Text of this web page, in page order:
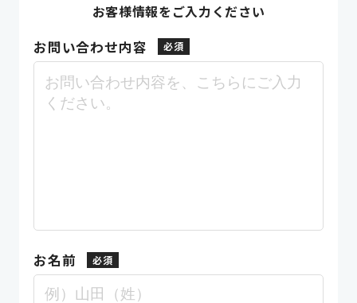
お客様情報をご入力ください
お問い合わせ内容
お名前